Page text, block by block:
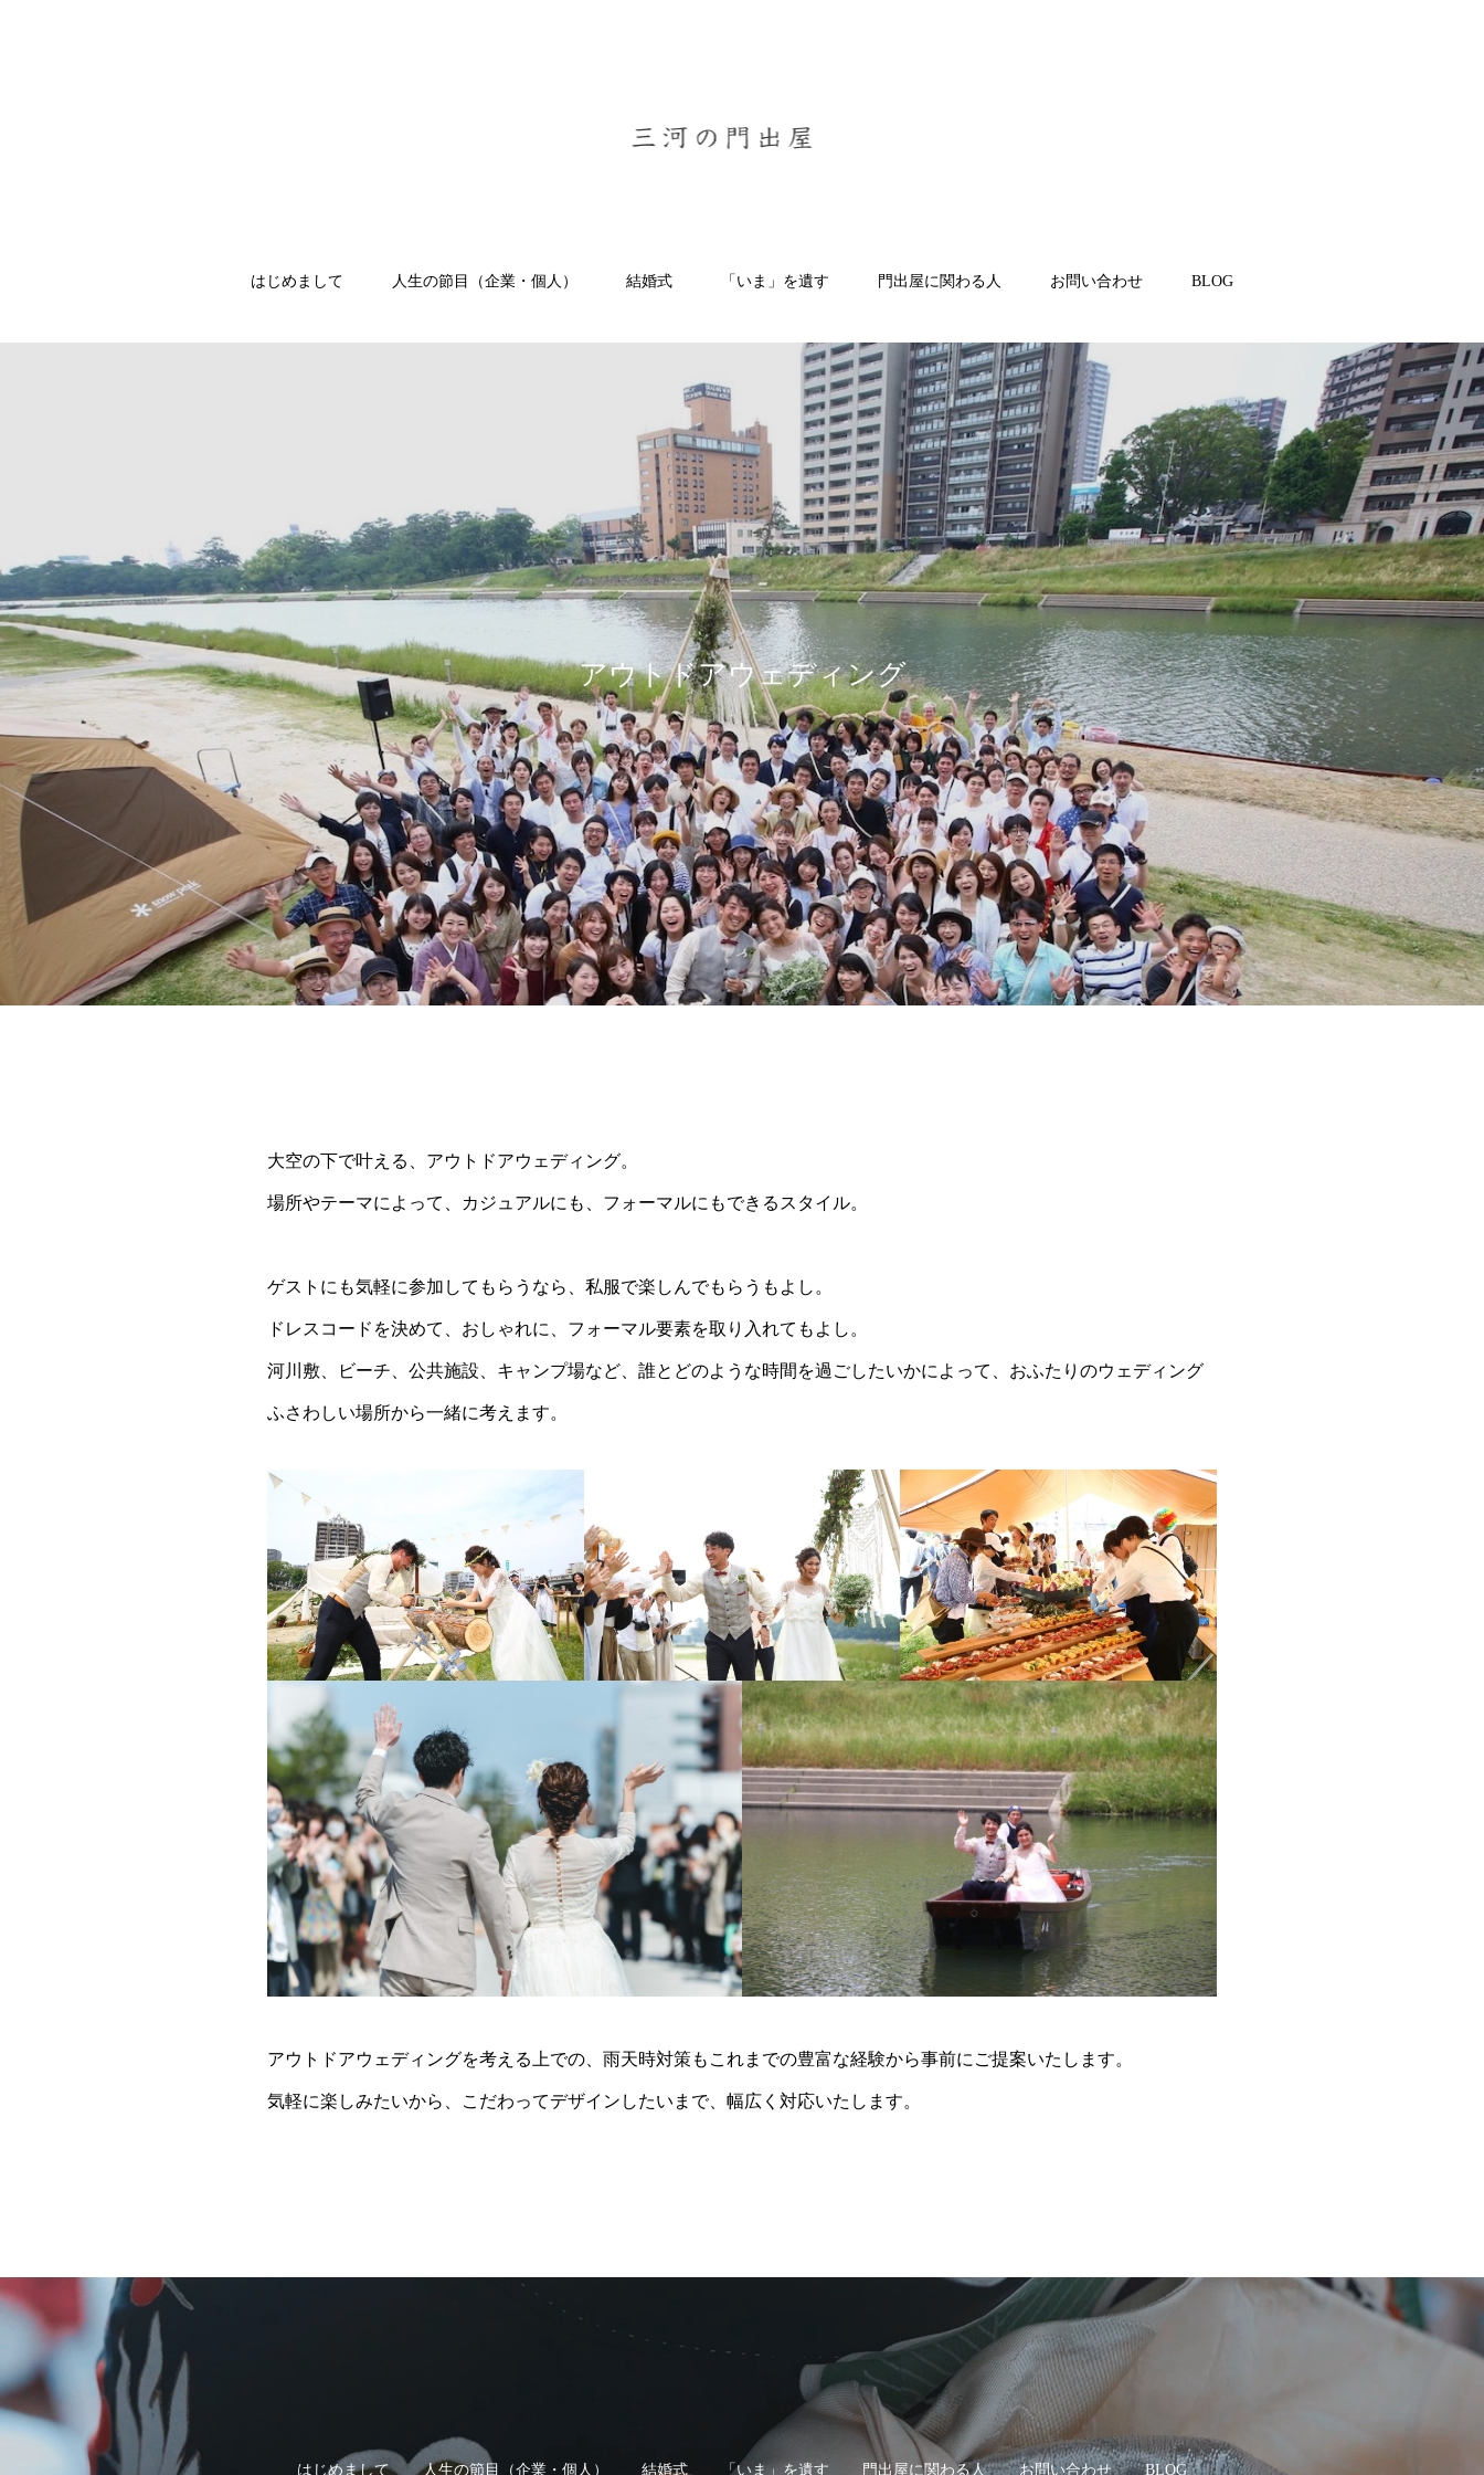
はじめまして 人生の節目（企業・個人） 結婚式 「いま」を遺す 門出屋に関わる人 お問い合わせ BLOG
アウトドアウェディング
大空の下で叶える、アウトドアウェディング。
場所やテーマによって、カジュアルにも、フォーマルにもできるスタイル。
ゲストにも気軽に参加してもらうなら、私服で楽しんでもらうもよし。
ドレスコードを決めて、おしゃれに、フォーマル要素を取り入れてもよし。
河川敷、ビーチ、公共施設、キャンプ場など、誰とどのような時間を過ごしたいかによって、おふたりのウェディング
ふさわしい場所から一緒に考えます。
アウトドアウェディングを考える上での、雨天時対策もこれまでの豊富な経験から事前にご提案いたします。
気軽に楽しみたいから、こだわってデザインしたいまで、幅広く対応いたします。
はじめまして 人生の節目（企業・個人） 結婚式 「いま」を遺す 門出屋に関わる人 お問い合わせ BLOG